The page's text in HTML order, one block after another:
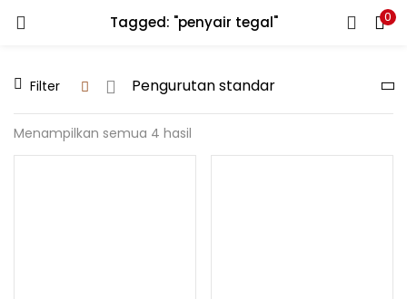
Tagged: "penyair tegal" 0
LOGIN REGISTER
Enter your username and password to login.
Filter
Menampilkan semua 4 hasil